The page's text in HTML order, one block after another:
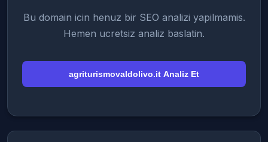
Bu domain icin henuz bir SEO analizi yapilmamis.
Hemen ucretsiz analiz baslatin.
agriturismovaldolivo.it Analiz Et